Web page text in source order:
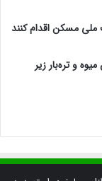
مسکن اقدام کنند
و تره‌بار زیر